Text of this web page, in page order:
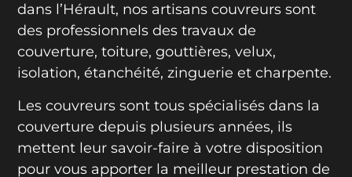
dans l’Hérault, nos artisans couvreurs sont
des professionnels des travaux de
couverture, toiture, gouttières, velux,
isolation, étanchéité, zinguerie et charpente.
Les couvreurs sont tous spécialisés dans la
couverture depuis plusieurs années, ils
mettent leur savoir-faire à votre disposition
pour vous apporter la meilleur prestation de